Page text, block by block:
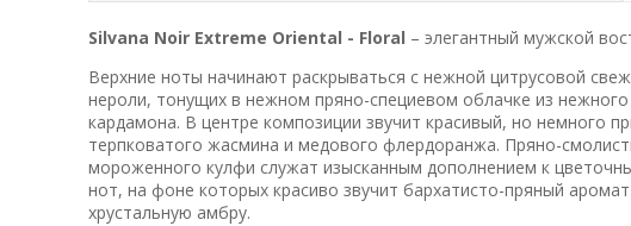
Silvana Noir Extreme Oriental - Floral – элегантный мужской
Верхние ноты начинают раскрываться с нежной цитрусовой
нероли, тонущих в нежном пряно-специевом облачке из
кардамона. В центре композиции звучит красивый, но немного
терпковатого жасмина и медового флердоранжа. Пряно-
мороженного кулфи служат изысканным дополнением к
нот, на фоне которых красиво звучит бархатисто-пряный
хрустальную амбру.